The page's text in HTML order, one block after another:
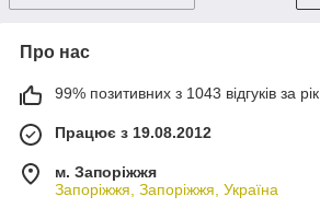
Про нас
99% позитивних з 1043 відгуків за рік
Працює з 19.08.2012
м. Запоріжжя
Запоріжжя, Запоріжжя, Україна